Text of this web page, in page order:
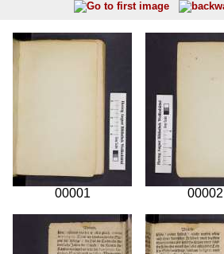
00001 00002